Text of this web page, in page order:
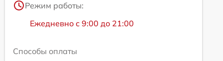
Режим работы:
Ежедневно с 9:00 до 21:00
Способы оплаты